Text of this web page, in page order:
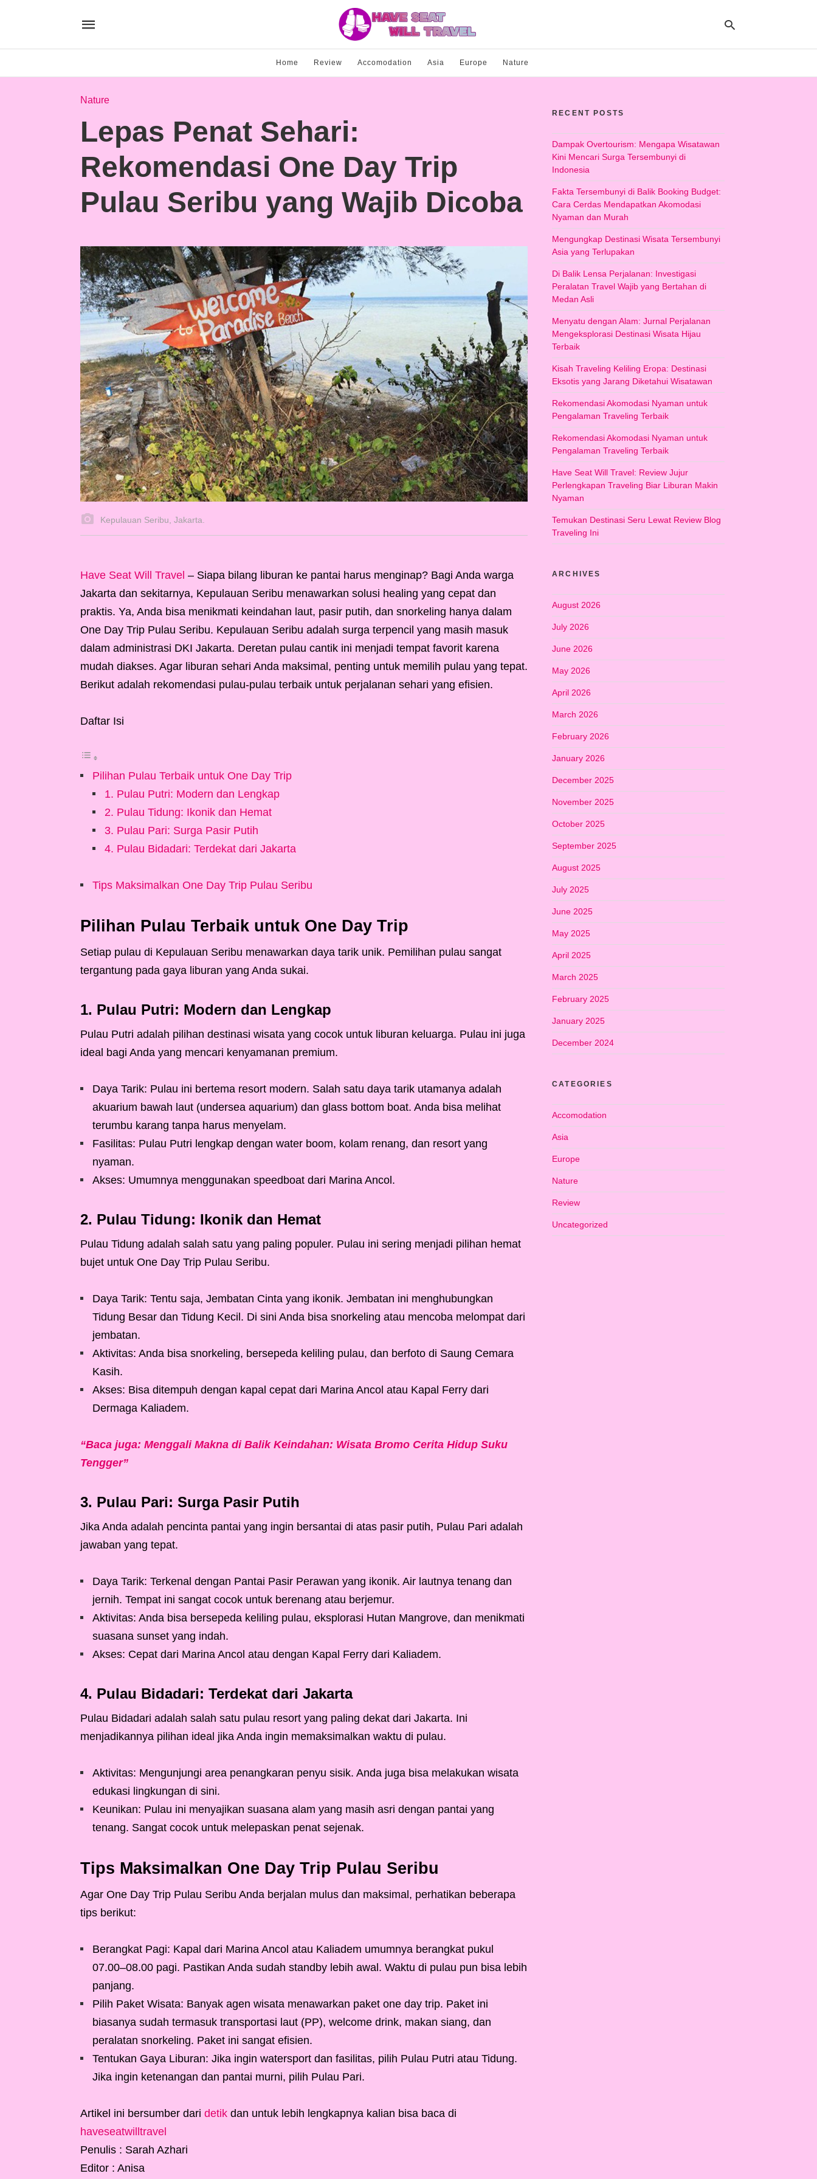
Home Review Accomodation Asia Europe Nature
Nature
Lepas Penat Sehari:
Rekomendasi One Day Trip
Pulau Seribu yang Wajib Dicoba
Kepulauan Seribu, Jakarta.
Have Seat Will Travel – Siapa bilang liburan ke pantai harus menginap? Bagi Anda warga
Jakarta dan sekitarnya, Kepulauan Seribu menawarkan solusi healing yang cepat dan
praktis. Ya, Anda bisa menikmati keindahan laut, pasir putih, dan snorkeling hanya dalam
One Day Trip Pulau Seribu. Kepulauan Seribu adalah surga terpencil yang masih masuk
dalam administrasi DKI Jakarta. Deretan pulau cantik ini menjadi tempat favorit karena
mudah diakses. Agar liburan sehari Anda maksimal, penting untuk memilih pulau yang tepat.
Berikut adalah rekomendasi pulau-pulau terbaik untuk perjalanan sehari yang efisien.
Daftar Isi
Pilihan Pulau Terbaik untuk One Day Trip
1. Pulau Putri: Modern dan Lengkap
2. Pulau Tidung: Ikonik dan Hemat
3. Pulau Pari: Surga Pasir Putih
4. Pulau Bidadari: Terdekat dari Jakarta
Tips Maksimalkan One Day Trip Pulau Seribu
Pilihan Pulau Terbaik untuk One Day Trip
Setiap pulau di Kepulauan Seribu menawarkan daya tarik unik. Pemilihan pulau sangat
tergantung pada gaya liburan yang Anda sukai.
1. Pulau Putri: Modern dan Lengkap
Pulau Putri adalah pilihan destinasi wisata yang cocok untuk liburan keluarga. Pulau ini juga
ideal bagi Anda yang mencari kenyamanan premium.
Daya Tarik: Pulau ini bertema resort modern. Salah satu daya tarik utamanya adalah
akuarium bawah laut (undersea aquarium) dan glass bottom boat. Anda bisa melihat
terumbu karang tanpa harus menyelam.
Fasilitas: Pulau Putri lengkap dengan water boom, kolam renang, dan resort yang
nyaman.
Akses: Umumnya menggunakan speedboat dari Marina Ancol.
2. Pulau Tidung: Ikonik dan Hemat
Pulau Tidung adalah salah satu yang paling populer. Pulau ini sering menjadi pilihan hemat
bujet untuk One Day Trip Pulau Seribu.
Daya Tarik: Tentu saja, Jembatan Cinta yang ikonik. Jembatan ini menghubungkan
Tidung Besar dan Tidung Kecil. Di sini Anda bisa snorkeling atau mencoba melompat dari
jembatan.
Aktivitas: Anda bisa snorkeling, bersepeda keliling pulau, dan berfoto di Saung Cemara
Kasih.
Akses: Bisa ditempuh dengan kapal cepat dari Marina Ancol atau Kapal Ferry dari
Dermaga Kaliadem.
“Baca juga: Menggali Makna di Balik Keindahan: Wisata Bromo Cerita Hidup Suku
Tengger”
3. Pulau Pari: Surga Pasir Putih
Jika Anda adalah pencinta pantai yang ingin bersantai di atas pasir putih, Pulau Pari adalah
jawaban yang tepat.
Daya Tarik: Terkenal dengan Pantai Pasir Perawan yang ikonik. Air lautnya tenang dan
jernih. Tempat ini sangat cocok untuk berenang atau berjemur.
Aktivitas: Anda bisa bersepeda keliling pulau, eksplorasi Hutan Mangrove, dan menikmati
suasana sunset yang indah.
Akses: Cepat dari Marina Ancol atau dengan Kapal Ferry dari Kaliadem.
4. Pulau Bidadari: Terdekat dari Jakarta
Pulau Bidadari adalah salah satu pulau resort yang paling dekat dari Jakarta. Ini
menjadikannya pilihan ideal jika Anda ingin memaksimalkan waktu di pulau.
Aktivitas: Mengunjungi area penangkaran penyu sisik. Anda juga bisa melakukan wisata
edukasi lingkungan di sini.
Keunikan: Pulau ini menyajikan suasana alam yang masih asri dengan pantai yang
tenang. Sangat cocok untuk melepaskan penat sejenak.
Tips Maksimalkan One Day Trip Pulau Seribu
Agar One Day Trip Pulau Seribu Anda berjalan mulus dan maksimal, perhatikan beberapa
tips berikut:
Berangkat Pagi: Kapal dari Marina Ancol atau Kaliadem umumnya berangkat pukul
07.00–08.00 pagi. Pastikan Anda sudah standby lebih awal. Waktu di pulau pun bisa lebih
panjang.
Pilih Paket Wisata: Banyak agen wisata menawarkan paket one day trip. Paket ini
biasanya sudah termasuk transportasi laut (PP), welcome drink, makan siang, dan
peralatan snorkeling. Paket ini sangat efisien.
Tentukan Gaya Liburan: Jika ingin watersport dan fasilitas, pilih Pulau Putri atau Tidung.
Jika ingin ketenangan dan pantai murni, pilih Pulau Pari.
Artikel ini bersumber dari detik dan untuk lebih lengkapnya kalian bisa baca di
haveseatwilltravel
Penulis : Sarah Azhari
Editor : Anisa
RECENT POSTS
Dampak Overtourism: Mengapa Wisatawan
Kini Mencari Surga Tersembunyi di
Indonesia
Fakta Tersembunyi di Balik Booking Budget:
Cara Cerdas Mendapatkan Akomodasi
Nyaman dan Murah
Mengungkap Destinasi Wisata Tersembunyi
Asia yang Terlupakan
Di Balik Lensa Perjalanan: Investigasi
Peralatan Travel Wajib yang Bertahan di
Medan Asli
Menyatu dengan Alam: Jurnal Perjalanan
Mengeksplorasi Destinasi Wisata Hijau
Terbaik
Kisah Traveling Keliling Eropa: Destinasi
Eksotis yang Jarang Diketahui Wisatawan
Rekomendasi Akomodasi Nyaman untuk
Pengalaman Traveling Terbaik
Rekomendasi Akomodasi Nyaman untuk
Pengalaman Traveling Terbaik
Have Seat Will Travel: Review Jujur
Perlengkapan Traveling Biar Liburan Makin
Nyaman
Temukan Destinasi Seru Lewat Review Blog
Traveling Ini
ARCHIVES
August 2026
July 2026
June 2026
May 2026
April 2026
March 2026
February 2026
January 2026
December 2025
November 2025
October 2025
September 2025
August 2025
July 2025
June 2025
May 2025
April 2025
March 2025
February 2025
January 2025
December 2024
CATEGORIES
Accomodation
Asia
Europe
Nature
Review
Uncategorized